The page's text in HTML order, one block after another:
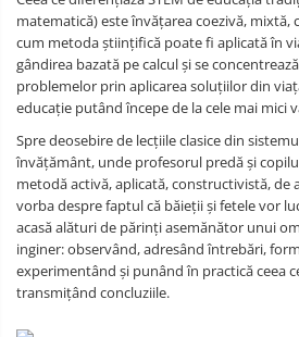
matematică) este învățarea coezivă, mixtă,
cum metoda științifică poate fi aplicată în
gândirea bazată pe calcul și se
problemelor prin aplicarea soluțiilor din
educație putând începe de la cele mai mici
Spre deosebire de lecțiile clasice din
învățământ, unde profesorul predă și
metodă activă, aplicată, constructivistă, de
vorba despre faptul că băieții și fetele vor
acasă alături de părinți asemănător unui
inginer: observând, adresând întrebări,
experimentând și punând în practică ceea
transmițând concluziile.